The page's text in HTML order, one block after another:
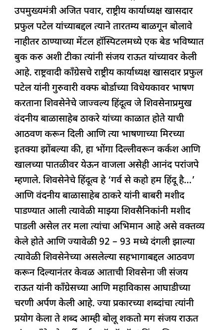
उपमुख्यमंत्री अजित पवार, राष्ट्रीय कार्याध्यक्ष खासदार
प्रफुल पटेल यांच्याबद्दल त्याने तारतम्य बाळगून बोलावे
नाहीतर ठाण्याच्या मेंटल हॉस्पिटलमध्ये एक बेड भविष्यात
बुक करु अशी टीका त्यांनी संजय राऊत यांच्यावर केली
आहे. राष्ट्रवादी काँग्रेसचे राष्ट्रीय कार्याध्यक्ष खासदार प्रफुल
पटेल यांनी गुरुवारी वक्फ बोर्डाच्या विधेयकावर भाषण
करताना शिवसेनेचे जाज्वल्य हिंदूत्व जे शिवसेनाप्रमुख
वंदनीय बाळासाहेब ठाकरे यांच्या काळात होते याची
आठवण करून दिली आणि त्या भाषणाच्या मिरच्या
इतक्या झोंबल्या की, हा भोंगा दिल्लीवरून कर्कश आणि
खालच्या पातळीवर येऊन वाजला असेही आनंद परांजपे
म्हणाले. शिवसेनेचे हिंदूत्व हे ‘गर्व से कहो हम हिंदू है…’
आणि वंदनीय बाळासाहेब ठाकरे यांनी बाबरी मशीद
पाडण्यात आली त्यावेळी माझ्या शिवसैनिकांनी मशीद
पाडली असेल तर मला त्यांचा अभिमान आहे असे वक्तव्य
केले होते आणि ज्यावेळी 92 – 93 मध्ये दंगली झाल्या
त्यावेळी शिवसेनेच्या असलेल्या सहभागाबद्दल आठवण
करून दिल्यानंतर केवळ आताची शिवसेना जी संजय
राऊत यांनी कॉंग्रेसच्या आणि महाविकास आघाडीच्या
चरणी अर्पण केली आहे. ज्या प्रकारच्या शब्दांचा त्यांनी
प्रयोग केला ते शब्द आम्ही बोलू शकतो मग संजय राऊत